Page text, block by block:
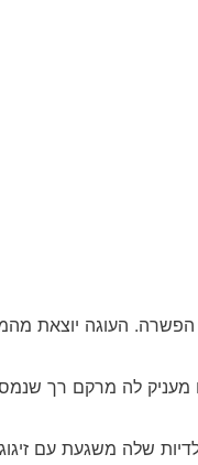
הפשרה. העוגה יוצאת
גם מעניק לה מרקם רך